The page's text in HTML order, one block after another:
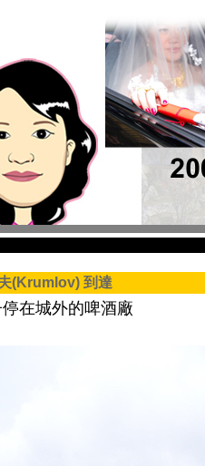
(Krumlov) 到達
在城外的啤酒廠